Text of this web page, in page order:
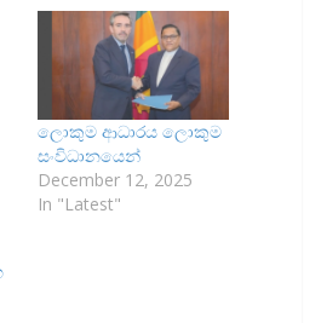
ලොකුම ආධාරය ලොකුම
සංවිධානයෙන්
December 12, 2025
In "Latest"